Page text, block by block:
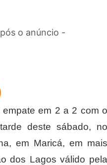
o anúncio -
empate em 2 a 2 com o
deste sábado, no
em Maricá, em mais
dos Lagos válido pela